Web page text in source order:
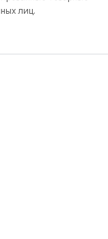
лиц.